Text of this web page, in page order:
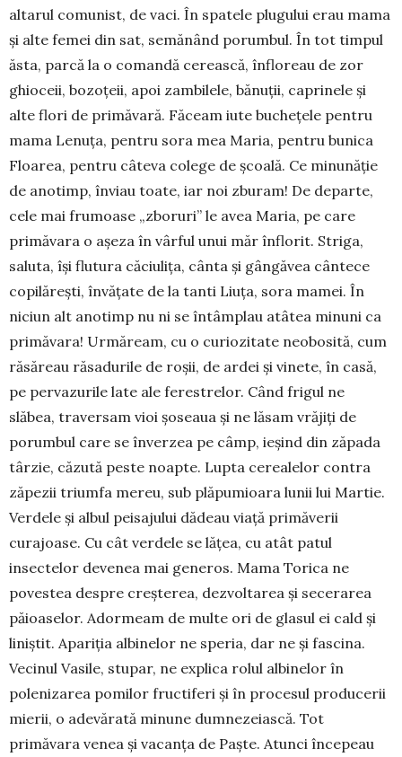
altarul comunist, de vaci. În spatele plu­gului erau mama
și alte femei din sat, semănând po­rumbul. În tot timpul
ăsta, parcă la o comandă ce­reas­că, înfloreau de zor
ghioceii, bozoțeii, apoi zam­bilele, bănuții, caprinele și
alte flori de primăvară. Făceam iute buchețele pentru
mama Lenuța, pentru sora mea Maria, pentru bunica
Floarea, pentru câte­va colege de școală. Ce minunăție
de anotimp, înviau toate, iar noi zburam! De departe,
cele mai frumoase „zboruri” le avea Maria, pe care
primăvara o așeza în vârful unui măr înflorit. Striga,
saluta, își flu­tura căciulița, cânta și gângăvea cântece
copi­lă­rești, învățate de la tanti Liuța, sora mamei. În
niciun alt anotimp nu ni se întâmplau atâtea minuni ca
pri­măvara! Urmăream, cu o curiozitate neobosită, cum
răsăreau răsadurile de roșii, de ardei și vinete, în casă,
pe pervazurile late ale ferestrelor. Când frigul ne
slăbea, traversam vioi șoseaua și ne lăsam vrăjiți de
porumbul care se înverzea pe câmp, ieșind din zăpada
târzie, căzută peste noapte. Lupta cerealelor contra
zăpezii triumfa mereu, sub plăpumioara lunii lui Martie.
Verdele și albul peisajului dădeau viață primăverii
curajoase. Cu cât verdele se lățea, cu atât patul
insectelor devenea mai generos. Mama Torica ne
povestea despre creșterea, dezvoltarea și sece­ra­rea
păioaselor. Adormeam de multe ori de glasul ei cald și
liniștit. Apariția albinelor ne speria, dar ne și fascina.
Vecinul Vasile, stupar, ne explica rolul albi­nelor în
polenizarea pomilor fructiferi și în procesul producerii
mierii, o adevărată minune dumnezeiască. Tot
primăvara venea și vacanța de Paște. Atunci în­cepeau